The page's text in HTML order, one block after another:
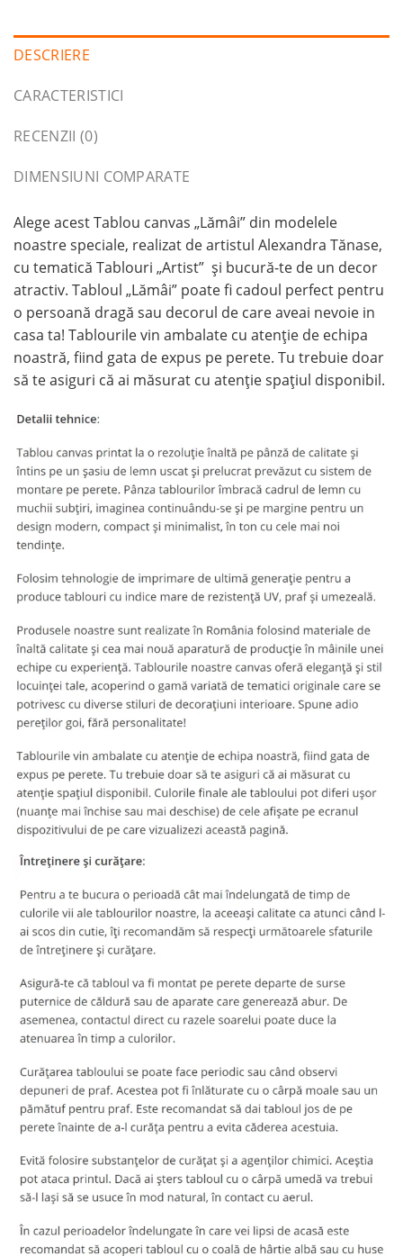
DESCRIERE
CARACTERISTICI
RECENZII (0)
DIMENSIUNI COMPARATE
Alege acest Tablou canvas „Lămâi” din modelele
noastre speciale, realizat de artistul Alexandra Tănase,
cu tematică Tablouri „Artist” și bucură-te de un decor
atractiv. Tabloul „Lămâi” poate fi cadoul perfect pentru
o persoană dragă sau decorul de care aveai nevoie in
casa ta! Tablourile vin ambalate cu atenție de echipa
noastră, fiind gata de expus pe perete. Tu trebuie doar
să te asiguri că ai măsurat cu atenție spațiul disponibil.